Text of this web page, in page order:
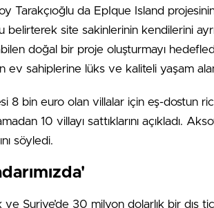
Tarakçıoğlu da EpIque Island
belirterek site sakinlerinin kendilerini
doğal bir proje oluşturmayı
ev sahiplerine lüks ve kaliteli yaşam
8 bin euro olan villalar için eş-dostun
10 villayı sattıklarını açıkladı.
söyledi.
ve Suriye’de 30 milyon dolarlık bir dış